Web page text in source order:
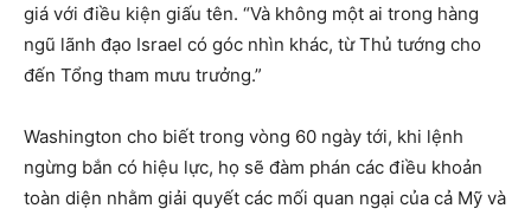
giá với điều kiện giấu tên. “Và không một ai trong hàng
ngũ lãnh đạo Israel có góc nhìn khác, từ Thủ tướng cho
đến Tổng tham mưu trưởng.”
Washington cho biết trong vòng 60 ngày tới, khi lệnh
ngừng bắn có hiệu lực, họ sẽ đàm phán các điều khoản
toàn diện nhằm giải quyết các mối quan ngại của cả Mỹ và